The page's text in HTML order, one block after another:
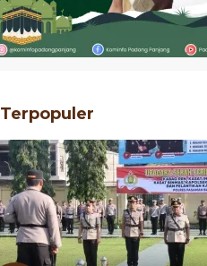
Terpopuler